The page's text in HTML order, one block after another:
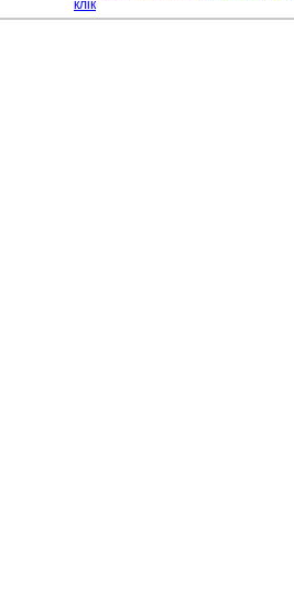
клік